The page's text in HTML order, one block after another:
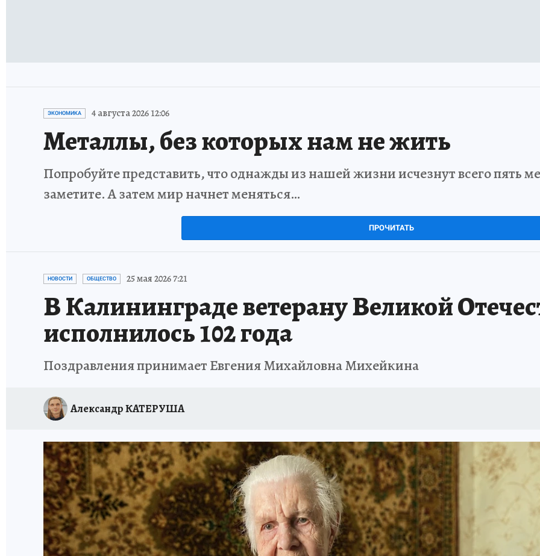
ЭКОНОМИКА 4 августа 2026 12:06
Металлы, без которых нам не жить
Попробуйте представить, что однажды из нашей жизни исчезнут всего пять
заметите. А затем мир начнет меняться…
ПРОЧИТАТЬ
НОВОСТИ ОБЩЕСТВО 25 мая 2026 7:21
В Калининграде ветерану Великой
исполнилось 102 года
Поздравления принимает Евгения Михайловна Михейкина
Александр КАТЕРУША